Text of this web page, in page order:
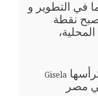
في التطوير و
نقطة
Gisela
مصر